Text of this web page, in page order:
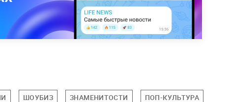
ШОУБИЗ ЗНАМЕНИТОСТИ ПОП-КУЛЬТУРА